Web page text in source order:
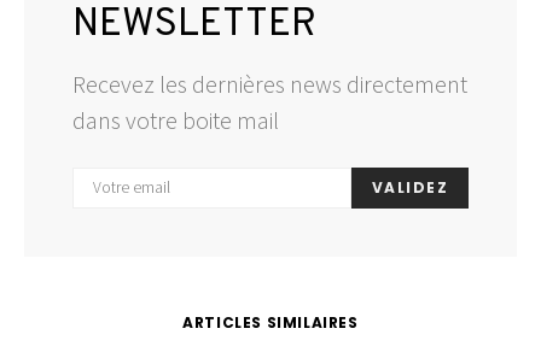
NEWSLETTER
Recevez les dernières news directement
dans votre boite mail
VALIDEZ
ARTICLES SIMILAIRES